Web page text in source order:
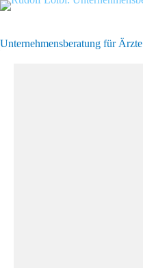
Zum
Unternehmensberatung für Ärzte